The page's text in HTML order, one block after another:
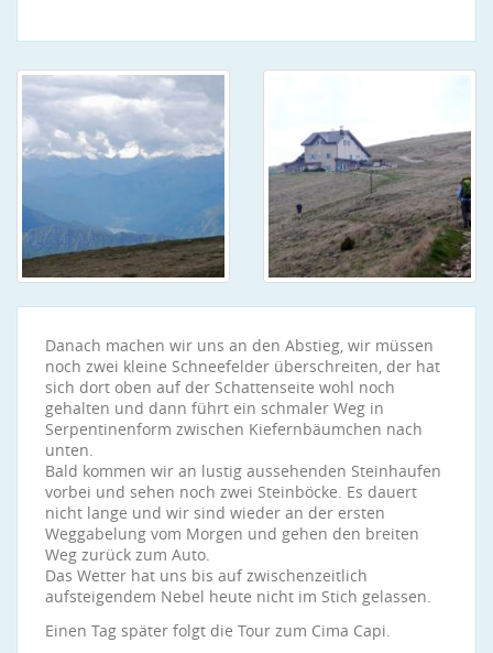
Danach machen wir uns an den Abstieg, wir müssen
noch zwei kleine Schneefelder überschreiten, der hat
sich dort oben auf der Schattenseite wohl noch
gehalten und dann führt ein schmaler Weg in
Serpentinenform zwischen Kiefernbäumchen nach
unten.
Bald kommen wir an lustig aussehenden Steinhaufen
vorbei und sehen noch zwei Steinböcke. Es dauert
nicht lange und wir sind wieder an der ersten
Weggabelung vom Morgen und gehen den breiten
Weg zurück zum Auto.
Das Wetter hat uns bis auf zwischenzeitlich
aufsteigendem Nebel heute nicht im Stich gelassen.
Einen Tag später folgt die Tour zum Cima Capi.